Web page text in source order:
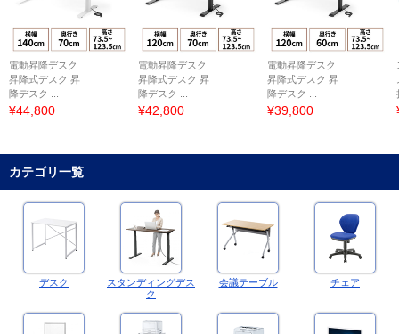
電動昇降デスク
昇降式デスク 昇
降デスク ...
¥44,800
電動昇降デスク
昇降式デスク 昇
降デスク ...
¥42,800
電動昇降デスク
昇降式デスク 昇
降デスク ...
¥39,800
カテゴリ一覧
デスク
スタンディングデス
ク
会議テーブル チェア